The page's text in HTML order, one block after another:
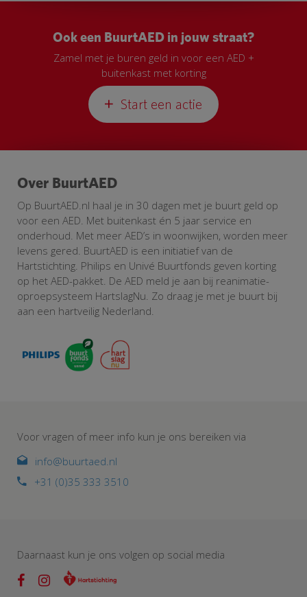
Ook een BuurtAED in jouw straat?
Zamel met je buren geld in voor een AED +
buitenkast met korting
Start een actie
Over BuurtAED
Op BuurtAED.nl haal je in 30 dagen met je buurt geld op
voor een AED. Met buitenkast én 5 jaar service en
onderhoud. Met meer AED’s in woonwijken, worden meer
levens gered. BuurtAED is een initiatief van de
Hartstichting. Philips en Univé Buurtfonds geven korting
op het AED-pakket. De AED meld je aan bij reanimatie-
oproepsysteem HartslagNu. Zo draag je met je buurt bij
aan een hartveilig Nederland.
Voor vragen of meer info kun je ons bereiken via
info@buurtaed.nl
+31 (0)35 333 3510
Daarnaast kun je ons volgen op social media